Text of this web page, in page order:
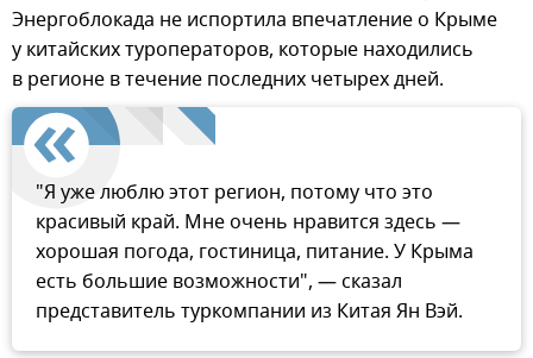
Энергоблокада не испортила впечатление о Крыме
у китайских туроператоров, которые находились
в регионе в течение последних четырех дней.
"Я уже люблю этот регион, потому что это
красивый край. Мне очень нравится здесь —
хорошая погода, гостиница, питание. У Крыма
есть большие возможности", — сказал
представитель туркомпании из Китая Ян Вэй.